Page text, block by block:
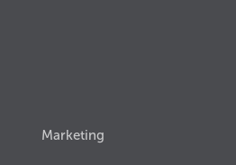
Marketing